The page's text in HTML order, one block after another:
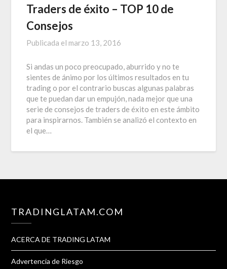
Traders de éxito – TOP 10 de
Consejos
Publicada el marzo 13, 2016
Si andas un poco preocupado, aburrido y no te
sientes de ánimo por los últimos resultados en tu
trading o por el contrario buscas algunas palabras
que te puedan dar un empujón, nada mejor que una
serie de consejos de traders de éxito en este ámbito
para inspirarnos. También se analizó el contexto en
el que…
TRADINGLATAM.COM
ACERCA DE TRADING LATAM
Advertencia de Riesgo